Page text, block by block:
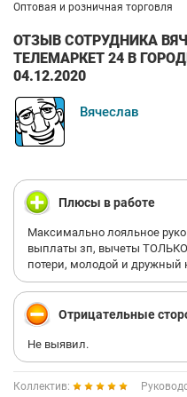
Оптовая и розничная торговля
ОТЗЫВ СОТРУДНИКА
ТЕЛЕМАРКЕТ 24 В
04.12.2020
Вячеслав
Плюсы в работе
Максимально лояльное
выплаты зп, вычеты ТОЛЬКО
потери, молодой и дружный
Отрицательные
Не выявил.
Коллектив: